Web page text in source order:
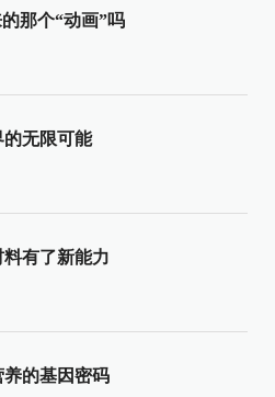
那个“动画”吗
无限可能
有了新能力
的基因密码